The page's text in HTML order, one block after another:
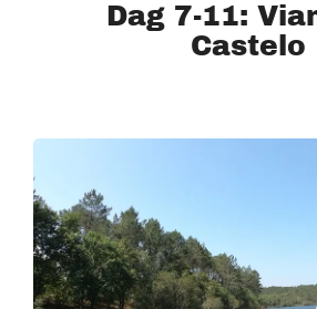
Dag 7-11:
Castelo